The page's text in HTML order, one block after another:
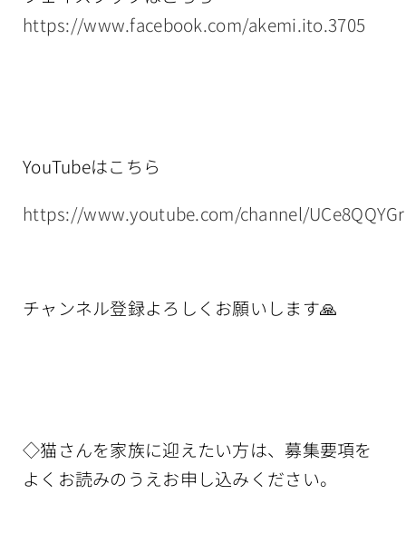
https://www.facebook.com/akemi.ito.3705
YouTubeはこちら
https://www.youtube.com/channel/
チャンネル登録よろしくお願いします🙏
◇猫さんを家族に迎えたい方は、募集要項を
よくお読みのうえお申し込みください。